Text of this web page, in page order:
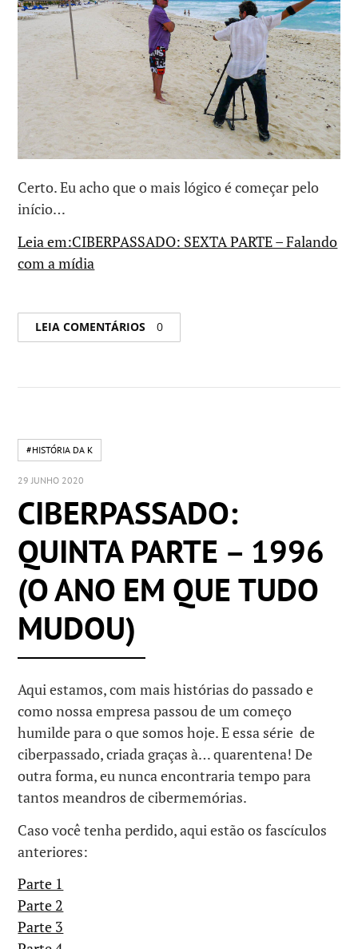
Certo. Eu acho que o mais lógico é começar pelo
início…
Leia em:CIBERPASSADO: SEXTA PARTE – Falando
com a mídia
LEIA COMENTÁRIOS 0
#HISTÓRIA DA K
29 JUNHO 2020
CIBERPASSADO:
QUINTA PARTE – 1996
(O ANO EM QUE TUDO
MUDOU)
Aqui estamos, com mais histórias do passado e
como nossa empresa passou de um começo
humilde para o que somos hoje. E essa série de
ciberpassado, criada graças à… quarentena! De
outra forma, eu nunca encontraria tempo para
tantos meandros de cibermemórias.
Caso você tenha perdido, aqui estão os fascículos
anteriores:
Parte 1
Parte 2
Parte 3